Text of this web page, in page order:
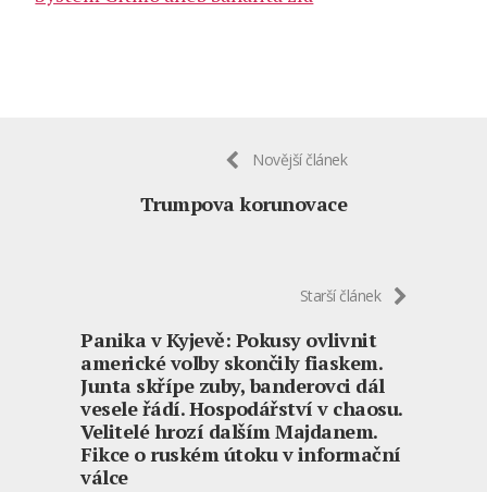
Novější článek
Trumpova korunovace
Starší článek
Panika v Kyjevě: Pokusy ovlivnit
americké volby skončily fiaskem.
Junta skřípe zuby, banderovci dál
vesele řádí. Hospodářství v chaosu.
Velitelé hrozí dalším Majdanem.
Fikce o ruském útoku v informační
válce